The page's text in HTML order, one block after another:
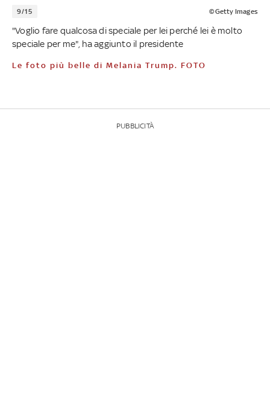
9/15 ©Getty Images
"Voglio fare qualcosa di speciale per lei perché lei è molto
speciale per me", ha aggiunto il presidente
Le foto più belle di Melania Trump. FOTO
PUBBLICITÀ